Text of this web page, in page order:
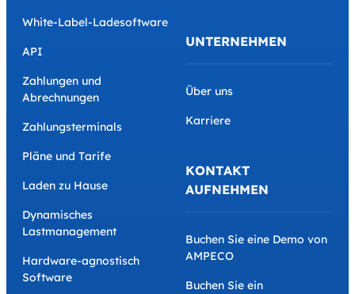
White-Label-Ladesoftware
API
Zahlungen und
Abrechnungen
Zahlungsterminals
Pläne und Tarife
Laden zu Hause
Dynamisches
Lastmanagement
Hardware-agnostisch
Software
UNTERNEHMEN
Über uns
Karriere
KONTAKT
AUFNEHMEN
Buchen Sie eine Demo von
AMPECO
Buchen Sie ein